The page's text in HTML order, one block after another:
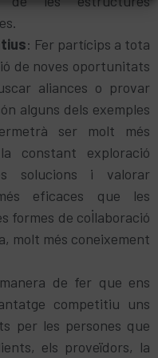
: Fer partícips a tota
de noves oportunitats
aliances o provar
alguns dels exemples
ser molt més
constant exploració
solucions i valorar
eficaces que les
formes de col·laboració
molt més coneixement
de fer que ens
competitiu uns
per les persones que
els proveïdors, la